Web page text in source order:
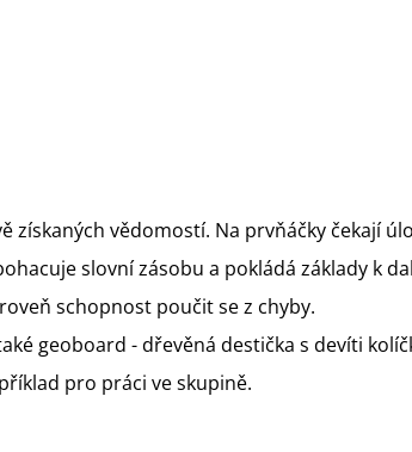
vědomostí. Na prvňáčky čekají
slovní zásobu a pokládá základy k
schopnost poučit se z chyby.
geoboard - dřevěná destička s devíti
pro práci ve skupině.